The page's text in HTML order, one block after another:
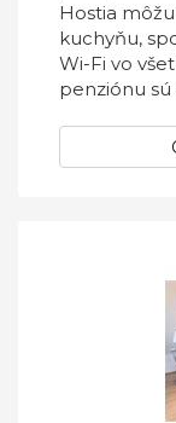
Hostia
kuchyňu,
Wi-Fi vo
penziónu sú